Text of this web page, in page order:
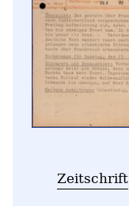
Zeitschrift